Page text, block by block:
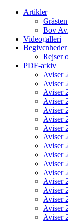
Artikler
Bov
Videogalleri
Begivenheder
Rejser
PDF-arkiv
Aviser
Aviser
Aviser
Aviser
Aviser
Aviser
Aviser
Aviser
Aviser
Aviser
Aviser
Aviser
Aviser
Aviser
Aviser
Aviser
Aviser